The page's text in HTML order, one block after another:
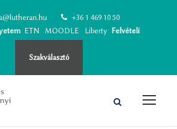
+36 1 469 10 50
ETN MOODLE Liberty Felvételi
Szakválasztó